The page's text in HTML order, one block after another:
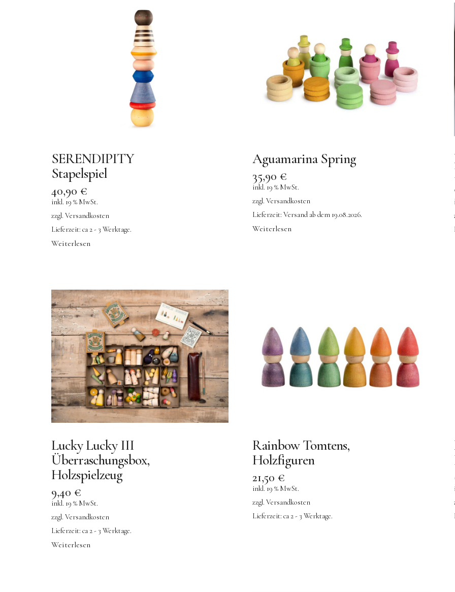
SERENDIPITY
Stapelspiel
40,90 €
inkl. 19 % MwSt.
zzgl. Versandkosten
Lieferzeit: ca 2 - 3 Werktage.
Weiterlesen
Aguamarina Spring
35,90 €
inkl. 19 % MwSt.
zzgl.Versandkosten
Lieferzeit:Versand ab dem 19.08.2026.
Weiterlesen
Lucky Lucky III
Überraschungsbox,
Holzspielzeug
9,40 €
inkl. 19 % MwSt.
zzgl. Versandkosten
Lieferzeit: ca 2 - 3 Werktage.
Weiterlesen
Rainbow Tomtens,
Holzfiguren
21,50 €
inkl. 19 % MwSt.
zzgl.Versandkosten
Lieferzeit:ca 2 - 3 Werktage.